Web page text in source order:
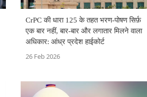
CrPC की धारा 125 के तहत भरण-पोषण सिर्फ़
एक बार नहीं, बार-बार और लगातार मिलने वाला
अधिकार: आंध्र प्रदेश हाईकोर्ट
26 Feb 2026